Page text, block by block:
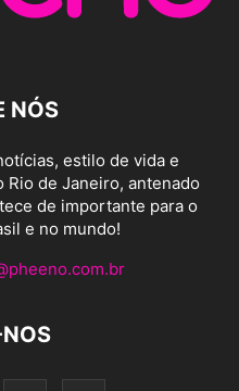
NÓS
estilo de vida e
de Janeiro, antenado
de importante para o
e no mundo!